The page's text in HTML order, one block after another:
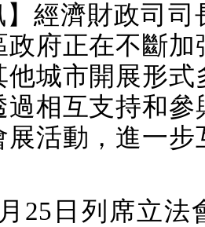
】經濟財政司
政府正在不斷加
他城市開展形式
過相互支持和參
展活動，進一步
月 25 日 列席立法